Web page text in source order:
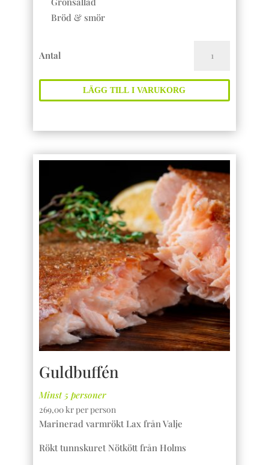
Bröd & smör
Antal
mängd
LÄGG TILL I VARUKORG
Guldbuffén
Minst 5 personer
269,00krper person
Marinerad varmrökt Lax från Valje
Rökt tunnskuret Nötkött från Holms